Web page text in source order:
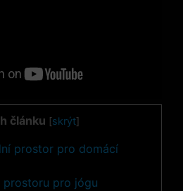
článku [skrýt]
prostor pro domácí
pro jógu